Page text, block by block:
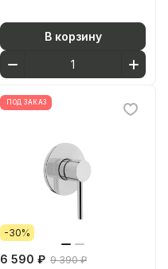
В корзину
ПОД ЗАКАЗ
-30%
6 590 ₽ 9 390 ₽